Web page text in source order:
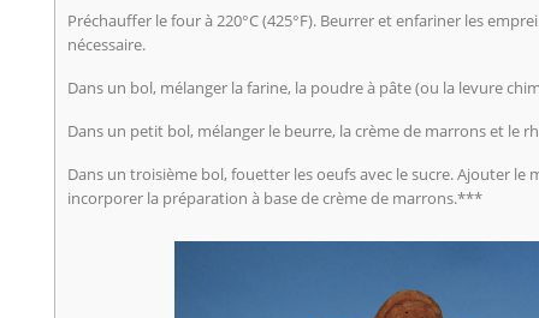
Préchauffer le four à 220°C (425°F). Beurrer et enfariner les
nécessaire.
Dans un bol, mélanger la farine, la poudre à pâte (ou la levure
Dans un petit bol, mélanger le beurre, la crème de marrons et le
Dans un troisième bol, fouetter les oeufs avec le sucre. Ajouter le
incorporer la préparation à base de crème de marrons.***